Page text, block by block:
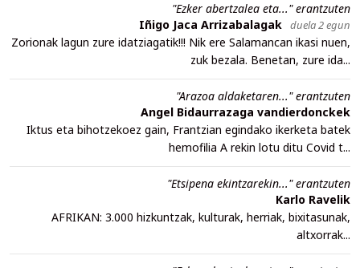
"Ezker abertzalea eta..." erantzuten
Iñigo Jaca Arrizabalagak duela 2 egun
Zorionak lagun zure idatziagatik!!! Nik ere Salamancan ikasi nuen,
zuk bezala. Benetan, zure ida...
"Arazoa aldaketaren..." erantzuten
Angel Bidaurrazaga vandierdonckek
Iktus eta bihotzekoez gain, Frantzian egindako ikerketa batek
hemofilia A rekin lotu ditu Covid t...
"Etsipena ekintzarekin..." erantzuten
Karlo Ravelik
AFRIKAN: 3.000 hizkuntzak, kulturak, herriak, bixitasunak,
altxorrak...